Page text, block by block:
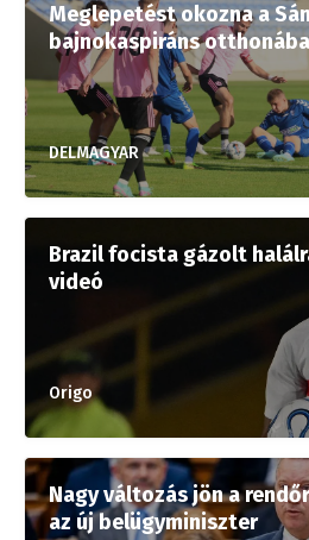
Meglepetést okozna a
bajnokaspiráns
DELMAGYAR
Brazil focista gázolt
videó
Origo
Nagy változás jön a
az új belügyminiszter